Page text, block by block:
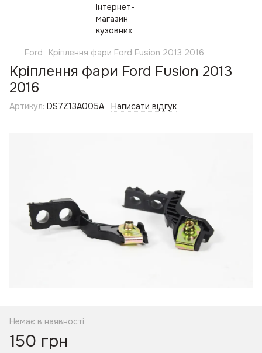
Ford Кріплення фари Ford Fusion 2013 2016
Кріплення фари Ford Fusion 2013
2016
Артикул: DS7Z13A005A Написати відгук
Немає в наявності
150 грн